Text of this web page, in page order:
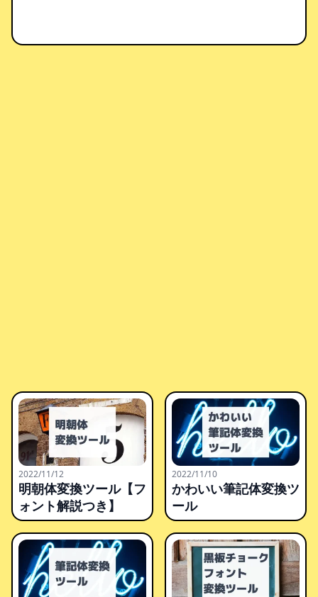
2022/11/12
明朝体変換ツール【フ
ォント解説つき】
2022/11/10
かわいい筆記体変換ツ
ール